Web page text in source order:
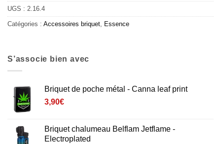
UGS : 2.16.4
Catégories : Accessoires briquet Essence
S’associe bien avec
Briquet de poche métal - Canna leaf print
3,90€
Briquet chalumeau Belflam Jetflame -
Electroplated